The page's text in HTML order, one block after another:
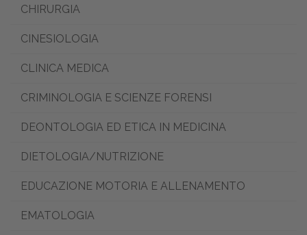
CHIRURGIA
CINESIOLOGIA
CLINICA MEDICA
CRIMINOLOGIA E SCIENZE FORENSI
DEONTOLOGIA ED ETICA IN MEDICINA
DIETOLOGIA/NUTRIZIONE
EDUCAZIONE MOTORIA E ALLENAMENTO
EMATOLOGIA